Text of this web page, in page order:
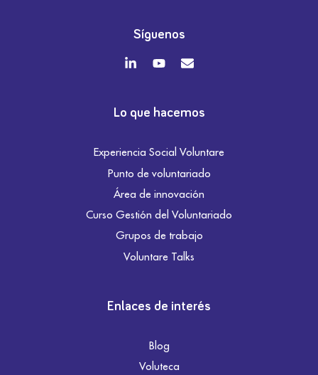
Síguenos
Lo que hacemos
Experiencia Social Voluntare
Punto de voluntariado
Área de innovación
Curso Gestión del Voluntariado
Grupos de trabajo
Voluntare Talks
Enlaces de interés
Blog
Voluteca